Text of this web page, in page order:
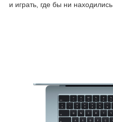
и играть, где бы ни находились